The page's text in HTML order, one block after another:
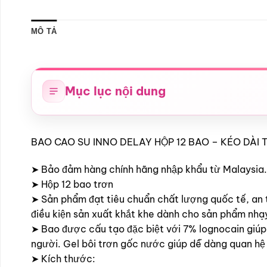
MÔ TẢ
Mục lục nội dung
BAO CAO SU INNO DELAY HỘP 12 BAO – KÉO
➤ Bảo đảm hàng chính hãng nhập khẩu từ Malaysia.
➤ Hộp 12 bao trơn
➤ Sản phẩm đạt tiêu chuẩn chất lượng quốc tế,
điều kiện sản xuất khắt khe dành cho sản phẩm
➤ Bao được cấu tạo đặc biệt với 7% lognocain
người. Gel bôi trơn gốc nước giúp dễ dàng quan
➤ Kích thước: